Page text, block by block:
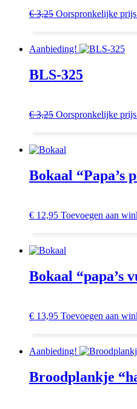
€3,25 Oorspronkelijke
Aanbieding!
BLS-325
€3,25 Oorspronkelijke
Bokaal “Papa’s
€ 12,95 Toevoegen aan
Bokaal “papa’s
€ 13,95 Toevoegen aan
Aanbieding!
Broodplankje